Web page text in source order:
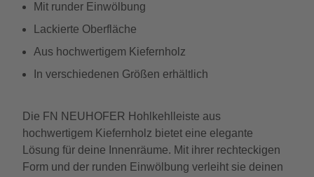
Mit runder Einwölbung
Lackierte Oberfläche
Aus hochwertigem Kiefernholz
In verschiedenen Größen erhältlich
Die FN NEUHOFER Hohlkehlleiste aus
hochwertigem Kiefernholz bietet eine elegante
Lösung für deine Innenräume. Mit ihrer rechteckigen
Form und der runden Einwölbung verleiht sie deinen